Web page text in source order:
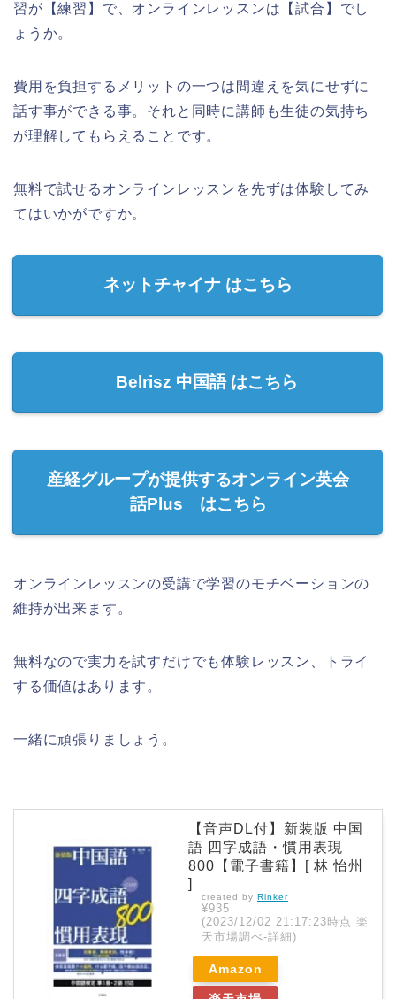
習が【練習】で、オンラインレッスンは【試合】でし
ょうか。
費用を負担するメリットの一つは間違えを気にせずに
話す事ができる事。 それと同時に講師も生徒の気持ち
が理解してもらえることです。
無料で試せるオンラインレッスンを先ずは体験してみ
てはいかがですか。
ネットチャイナ はこちら
Belrisz 中国語 はこちら
産経グループが提供するオンライン英会
話Plus はこちら
オンラインレッスンの受講で学習のモチベーションの
維持が出来ます。
無料なので実力を試すだけでも体験レッスン、トライ
する価値はあります。
一緒に頑張りましょう。
【音声DL付】新装版 中国
語 四字成語・慣用表現
800【電子書籍】[ 林 怡州
]
created by Rinker
¥935
(2023/12/02 21:17:23時点 楽
天市場調べ-詳細)
Amazon